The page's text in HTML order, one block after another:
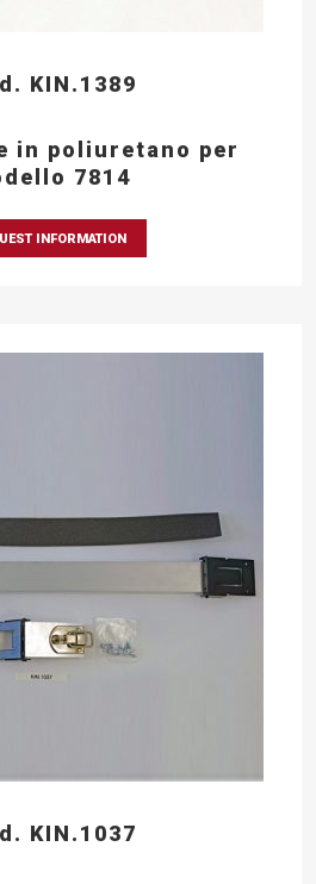
KIN.1389
in poliuretano per
7814
INFORMATION
KIN.1037